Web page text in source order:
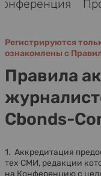
Регистрируются
ознакомлены с
Правила
Cbonds-
1. Аккредитация
тех СМИ, редакции